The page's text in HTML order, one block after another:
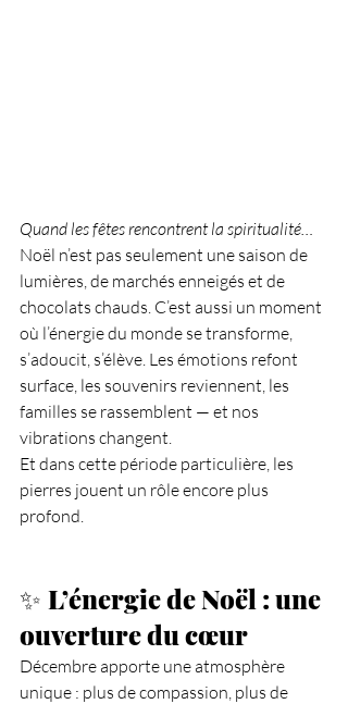
Quand les fêtes rencontrent la spiritualité…
Noël n’est pas seulement une saison de
lumières, de marchés enneigés et de
chocolats chauds. C’est aussi un moment
où l’énergie du monde se transforme,
s’adoucit, s’élève. Les émotions refont
surface, les souvenirs reviennent, les
familles se rassemblent — et nos
vibrations changent.
Et dans cette période particulière, les
pierres jouent un rôle encore plus
profond.
✨ L’énergie de Noël : une
ouverture du cœur
Décembre apporte une atmosphère
unique : plus de compassion, plus de